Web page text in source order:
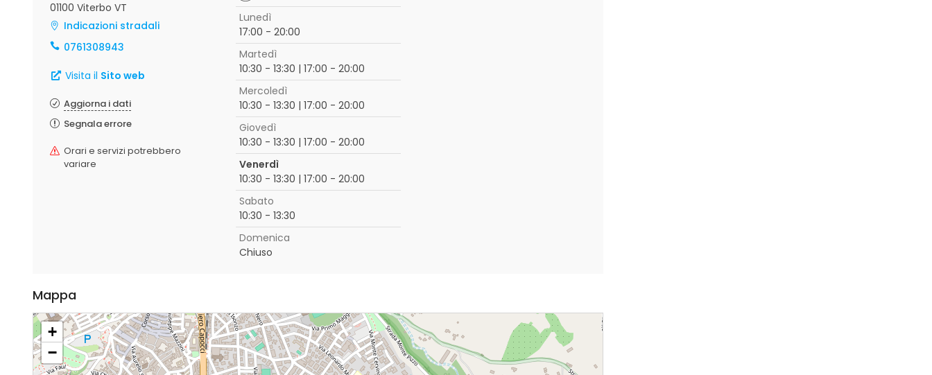
01100 Viterbo VT
Indicazioni stradali
0761308943
Visita il Sito web
Aggiorna i dati
Segnala errore
Orari e servizi potrebbero
variare
Lunedì
17:00 - 20:00
Martedì
10:30 - 13:30 | 17:00 - 20:00
Mercoledì
10:30 - 13:30 | 17:00 - 20:00
Giovedì
10:30 - 13:30 | 17:00 - 20:00
Venerdì
10:30 - 13:30 | 17:00 - 20:00
Sabato
10:30 - 13:30
Domenica
Chiuso
Mappa
+
−